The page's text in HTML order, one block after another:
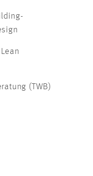
(TWB)